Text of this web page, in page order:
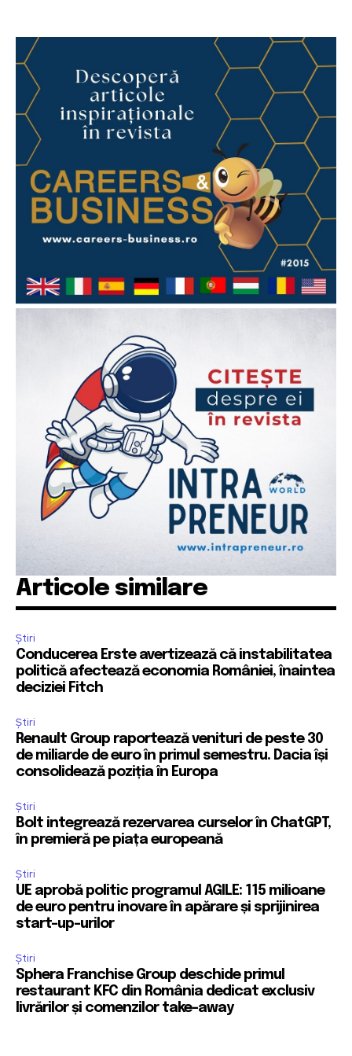
Articole similare
Știri
Conducerea Erste avertizează că instabilitatea
politică afectează economia României, înaintea
deciziei Fitch
Știri
Renault Group raportează venituri de peste 30
de miliarde de euro în primul semestru. Dacia își
consolidează poziția în Europa
Știri
Bolt integrează rezervarea curselor în ChatGPT,
în premieră pe piața europeană
Știri
UE aprobă politic programul AGILE: 115 milioane
de euro pentru inovare în apărare și sprijinirea
start-up-urilor
Știri
Sphera Franchise Group deschide primul
restaurant KFC din România dedicat exclusiv
livrărilor și comenzilor take-away